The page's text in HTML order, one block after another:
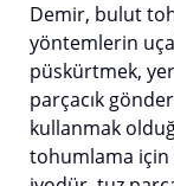
Demir, bulut
yöntemlerin
püskürtmek,
parçacık
kullanmak
tohumlama için